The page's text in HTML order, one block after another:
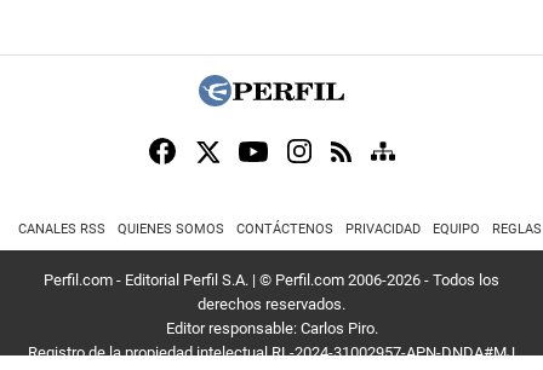
CANALES RSS QUIENES SOMOS CONTÁCTENOS PRIVACIDAD EQUIPO
Perfil.com - Editorial Perfil S.A. | © Perfil.com 2006-2026 - Todos los
derechos reservados.
Editor responsable: Carlos Piro.
Registro de la propiedad intelectual RL-2024-31002957-APN-DNDA#MJ